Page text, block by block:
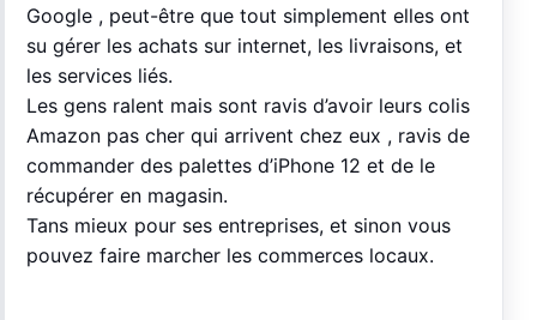
Google , peut-être que tout simplement elles ont
su gérer les achats sur internet, les livraisons, et
les services liés.
Les gens ralent mais sont ravis d’avoir leurs colis
Amazon pas cher qui arrivent chez eux , ravis de
commander des palettes d’iPhone 12 et de le
récupérer en magasin.
Tans mieux pour ses entreprises, et sinon vous
pouvez faire marcher les commerces locaux.